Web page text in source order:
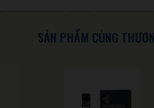
SẢN PHẨM CÙNG